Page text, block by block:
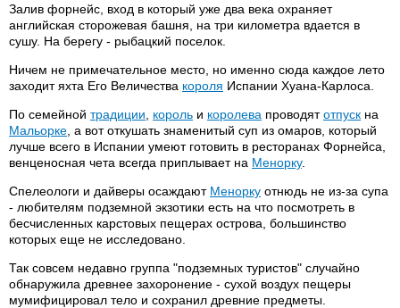
Залив форнейс, вход в который уже два века охраняет
английская сторожевая башня, на три километра вдается в
сушу. На берегу - рыбацкий поселок.
Ничем не примечательное место, но именно сюда каждое лето
заходит яхта Его Величества короля Испании Хуана-Карлоса.
По семейной традиции король и королева проводятотпуск на
Мальорке , а вот откушать знаменитый суп из омаров, который
лучше всего в Испании умеют готовить в ресторанах Форнейса,
венценосная чета всегда приплывает на Менорку.
Спелеологи и дайверы осаждают Менорку отнюдь не из-за супа
- любителям подземной экзотики есть на что посмотреть в
бесчисленных карстовых пещерах острова, большинство
которых еще не исследовано.
Так совсем недавно группа "подземных туристов" случайно
обнаружила древнее захоронение - сухой воздух пещеры
мумифицировал тело и сохранил древние предметы.